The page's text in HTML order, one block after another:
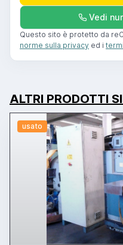
Vedi
Questo sito è protetto da
norme sulla privacy ed i
ALTRI PRODOTTI
usato